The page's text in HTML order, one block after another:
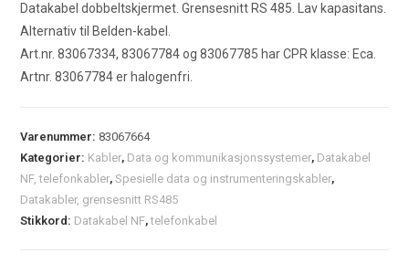
Datakabel dobbeltskjermet. Grensesnitt RS 485. Lav kapasitans.
Alternativ til Belden-kabel.
Art.nr. 83067334, 83067784 og 83067785 har CPR klasse: Eca.
Artnr. 83067784 er halogenfri.
Varenummer:83067664
Kategorier: Kabler, Data og kommunikasjonssystemer, Datakabel
NF, telefonkabler,Spesielle data og instrumenteringskabler,
Datakabler, grensesnitt RS485
Stikkord: Datakabel NF,telefonkabel